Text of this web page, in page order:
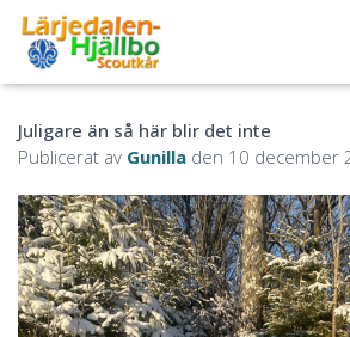
Juligare än så här blir det inte
Publicerat av Gunilla den 10 december